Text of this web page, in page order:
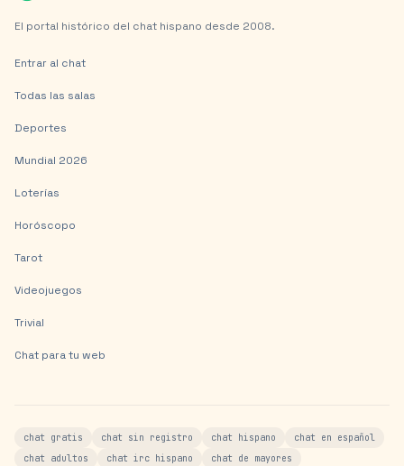
El portal histórico del chat hispano desde 2008.
Entrar al chat
Todas las salas
Deportes
Mundial 2026
Loterías
Horóscopo
Tarot
Videojuegos
Trivial
Chat para tu web
chat gratis chat sin registro chat hispano
chat en español
chat adultos
chat irc hispano chat de mayores